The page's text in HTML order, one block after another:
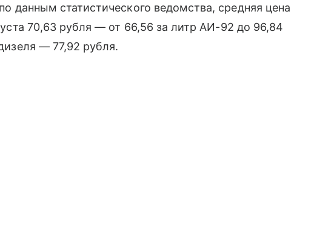
данным статистического ведомства, средняя цена
70,63 рубля — от 66,56 за литр АИ-92 до 96,84
— 77,92 рубля.